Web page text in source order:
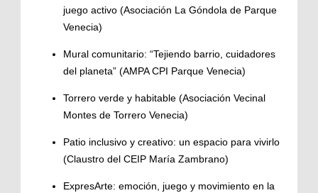
juego activo (Asociación La Góndola de Parque
Venecia)
Mural comunitario: “Tejiendo barrio, cuidadores
del planeta” (AMPA CPI Parque Venecia)
Torrero verde y habitable (Asociación Vecinal
Montes de Torrero Venecia)
Patio inclusivo y creativo: un espacio para vivirlo
(Claustro del CEIP María Zambrano)
ExpresArte: emoción, juego y movimiento en la